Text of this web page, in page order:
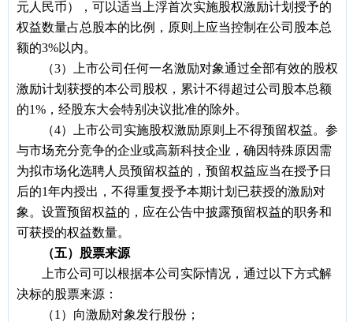
元人民币），可以适当上浮首次实施股权激励计划授予的
权益数量占总股本的比例，原则上应当控制在公司股本总
额的3%以内。
（3）上市公司任何一名激励对象通过全部有效的股权
激励计划获授的本公司股权，累计不得超过公司股本总额
的1%，经股东大会特别决议批准的除外。
（4）上市公司实施股权激励原则上不得预留权益。参
与市场充分竞争的企业或高新科技企业，确因特殊原因需
为拟市场化选聘人员预留权益的，预留权益应当在授予日
后的1年内授出，不得重复授予本期计划已获授的激励对
象。设置预留权益的，应在公告中披露预留权益的职务和
可获授的权益数量。
（五）股票来源
上市公司可以根据本公司实际情况，通过以下方式解
决标的股票来源：
（1）向激励对象发行股份；